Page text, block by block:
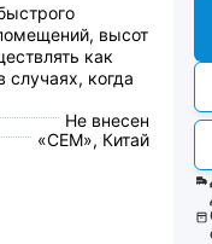
высот
как
когда
Не внесен
«CEM», Китай